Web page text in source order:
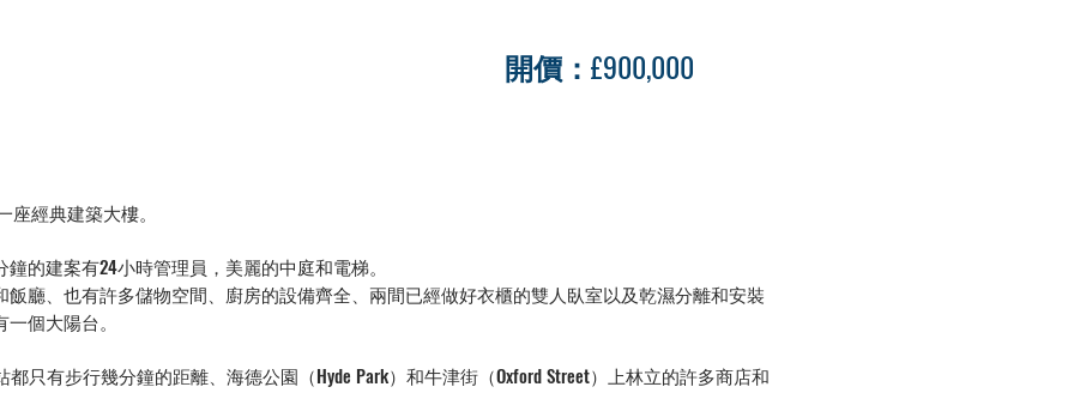
開價：£900,000
座經典建築大樓。
的建案有24小時管理員，美麗的中庭和電梯。
廳、也有許多儲物空間、廚房的設備齊全、兩間已經做好衣櫃的雙人臥室以及乾濕分離和安裝
個大陽台。
站都只有步行幾分鐘的距離、海德公園（Hyde Park）和牛津街（Oxford Street）上林立的許多商店和